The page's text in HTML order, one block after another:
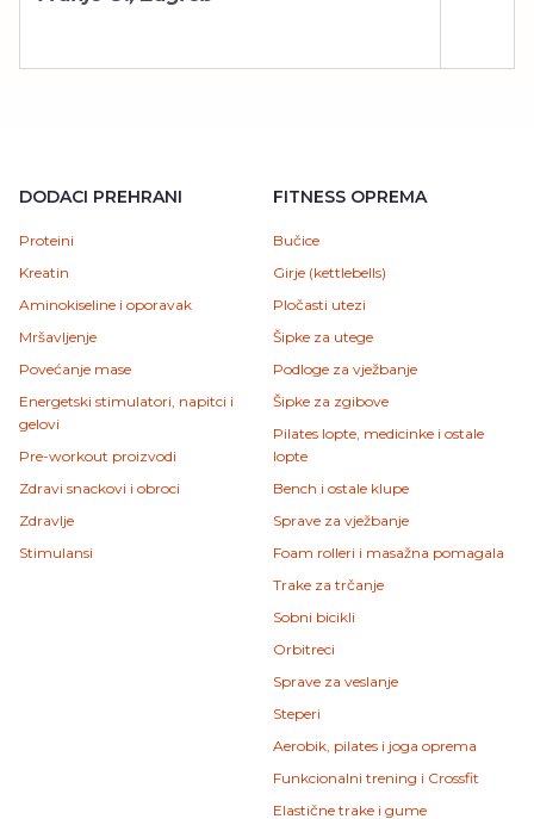
DODACI PREHRANI
Proteini
Kreatin
Aminokiseline i oporavak
Mršavljenje
Povećanje mase
Energetski stimulatori, napitci i
gelovi
Pre-workout proizvodi
Zdravi snackovi i obroci
Zdravlje
Stimulansi
FITNESS OPREMA
Bučice
Girje (kettlebells)
Pločasti utezi
Šipke za utege
Podloge za vježbanje
Šipke za zgibove
Pilates lopte, medicinke i ostale
lopte
Bench i ostale klupe
Sprave za vježbanje
Foam rolleri i masažna pomagala
Trake za trčanje
Sobni bicikli
Orbitreci
Sprave za veslanje
Steperi
Aerobik, pilates i joga oprema
Funkcionalni trening i Crossfit
Elastične trake i gume